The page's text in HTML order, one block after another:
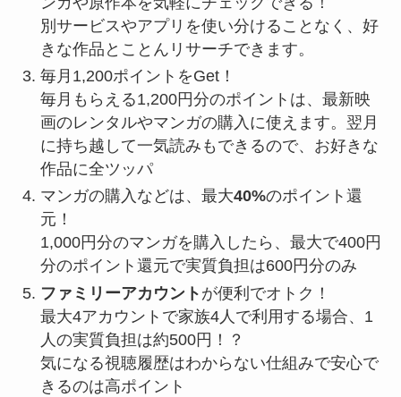
別サービスやアプリを使い分けることなく、好
きな作品とことんリサーチできます。
毎⽉1,200ポイントをGet！
毎⽉もらえる1,200円分のポイントは、最新映
画のレンタルやマンガの購⼊に使えます。翌⽉
に持ち越して一気読みもできるので、お好きな
作品に全ツッパ
マンガの購⼊などは、最⼤40%のポイント還
元！
1,000円分のマンガを購⼊したら、最⼤で400円
分のポイント還元で実質負担は600円分のみ
ファミリーアカウント が便利でオトク！
最⼤4アカウントで家族4⼈で利⽤する場合、1
⼈の実質負担は約500円！？
気になる視聴履歴はわからない仕組みで安⼼で
きるのは高ポイント